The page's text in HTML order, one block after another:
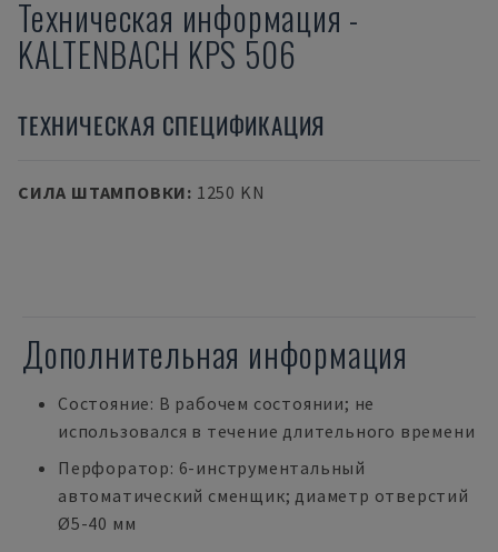
Техническая информация -
KALTENBACH KPS 506
ТЕХНИЧЕСКАЯ СПЕЦИФИКАЦИЯ
СИЛА ШТАМПОВКИ: 1250 KN
Дополнительная информация
Состояние: В рабочем состоянии; не
использовался в течение длительного времени
Перфоратор: 6-инструментальный
автоматический сменщик; диаметр отверстий
Ø5-40 мм